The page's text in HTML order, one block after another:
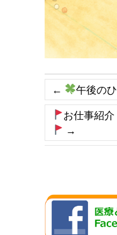
←
午後の
お仕事紹介
→